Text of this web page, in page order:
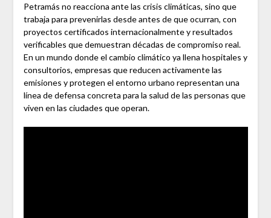
Petramás no reacciona ante las crisis climáticas, sino que
trabaja para prevenirlas desde antes de que ocurran, con
proyectos certificados internacionalmente y resultados
verificables que demuestran décadas de compromiso real.
En un mundo donde el cambio climático ya llena hospitales y
consultorios, empresas que reducen activamente las
emisiones y protegen el entorno urbano representan una
línea de defensa concreta para la salud de las personas que
viven en las ciudades que operan.